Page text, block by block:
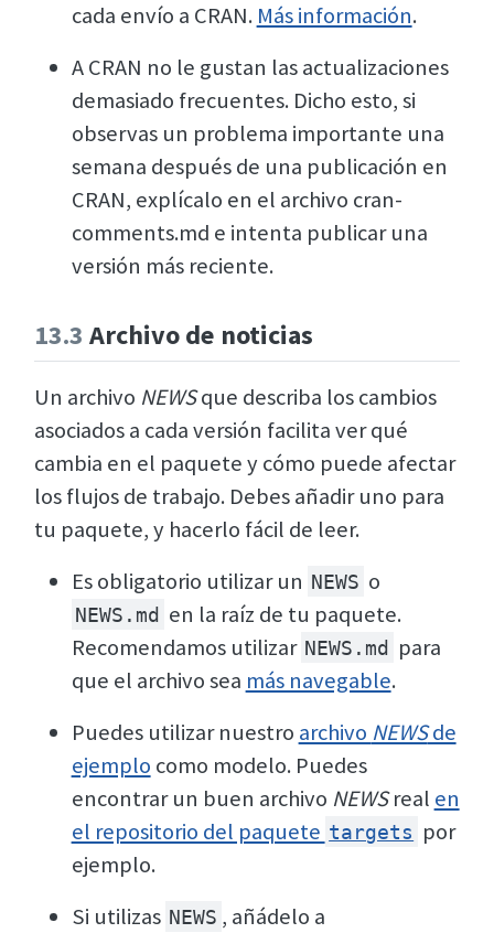
cada envío a CRAN. Más información.
A CRAN no le gustan las actualizaciones
demasiado frecuentes. Dicho esto, si
observas un problema importante una
semana después de una publicación en
CRAN, explícalo en el archivo cran-
comments.md e intenta publicar una
versión más reciente.
13.3 Archivo de noticias
Un archivo NEWSque describa los cambios
asociados a cada versión facilita ver qué
cambia en el paquete y cómo puede afectar
los flujos de trabajo. Debes añadir uno para
tu paquete, y hacerlo fácil de leer.
Es obligatorio utilizar un NEWS o
NEWS.md en la raíz de tu paquete.
Recomendamos utilizar NEWS.md para
que el archivo sea más navegable.
Puedes utilizar nuestro archivo NEWSde
ejemplo como modelo. Puedes
encontrar un buen archivo NEWSreal en
el repositorio del paquete targets por
ejemplo.
Si utilizas NEWS , añádelo a